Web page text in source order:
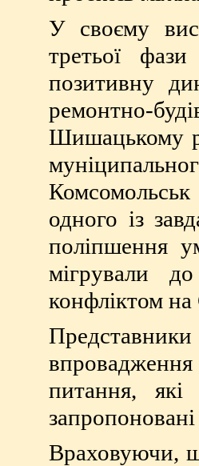
У своєму
третьої
позитивну
ремонтно-
Шишацькому
одного із
поліпшення
мігрували
конфліктом на
питання, які
Враховуючи,